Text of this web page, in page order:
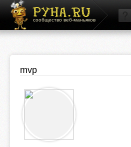
сообщество веб-маньяков
mvp